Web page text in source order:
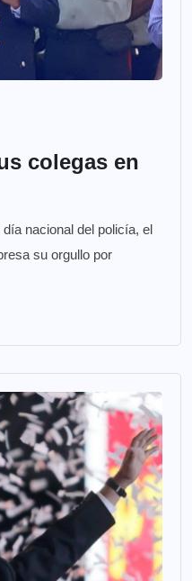
colegas en
nacional del policía, el
su orgullo por